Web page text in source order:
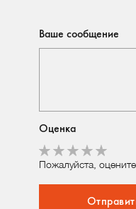
Ваше сообщение
Оценка
Пожалуйста,